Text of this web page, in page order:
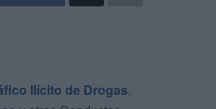
Ilícito de Drogas,